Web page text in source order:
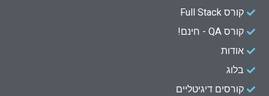
o
k
קורס Full Stack
קורס QA - חינם!
אודות
בלוג
קורסים דיגיטליים